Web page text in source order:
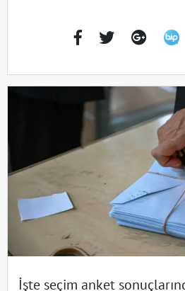
İşte seçim anket